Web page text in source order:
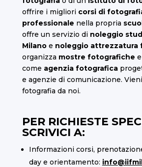
offrire i migliori corsi di
professionale nella propria
offre un servizio di noleggio
Milano e noleggio attrezzatura
organizza mostre fotografiche
come agenzia fotografica
e agenzie di comunicazione.
fotografia da noi.
PER RICHIESTE
SCRIVICI A:
Informazioni corsi,
day e orientamento: